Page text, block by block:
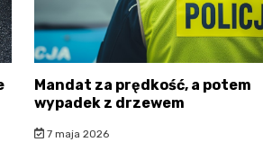
Mandat za prędkość, a potem
wypadek z drzewem
7 maja 2026